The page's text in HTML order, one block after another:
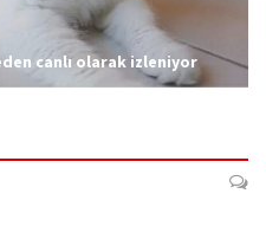
canlı olarak izleniyor